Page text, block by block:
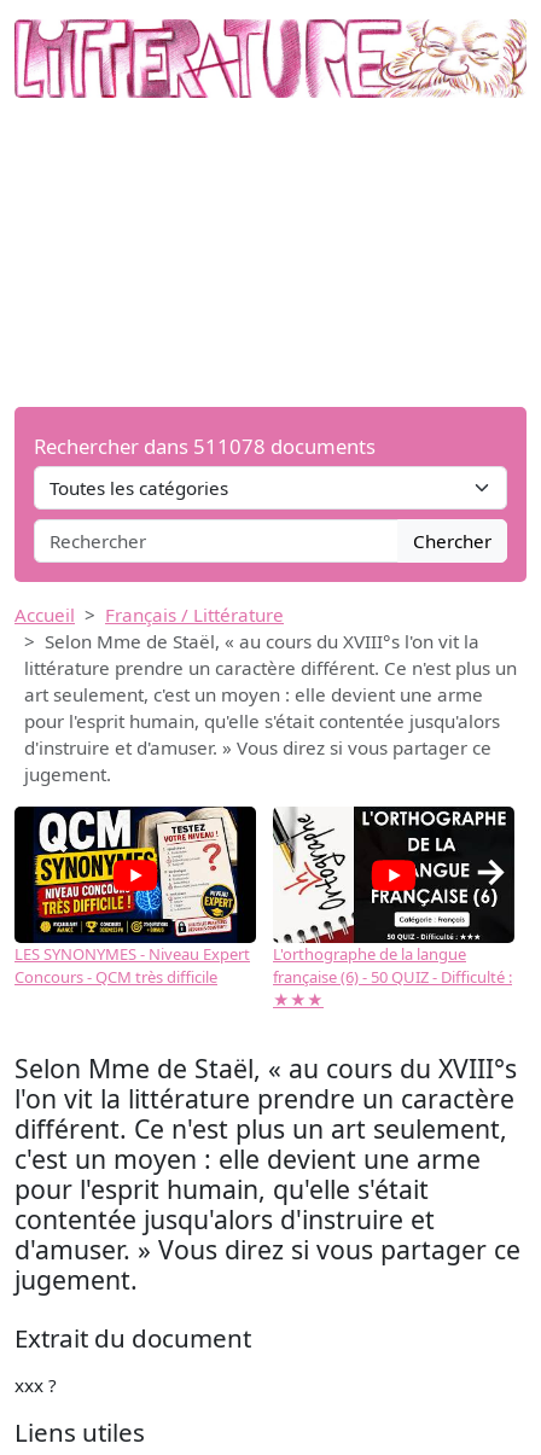
Rechercher dans 511078 documents
Chercher
Accueil
Français / Littérature
Selon Mme de Staël, « au cours du XVIII°s l'on vit la
littérature prendre un caractère différent. Ce n'est plus un
art seulement, c'est un moyen : elle devient une arme
pour l'esprit humain, qu'elle s'était contentée jusqu'alors
d'instruire et d'amuser. » Vous direz si vous partager ce
jugement.
LES SYNONYMES - Niveau Expert
Concours - QCM très difficile
L'orthographe de la langue
française (6) - 50 QUIZ - Difficulté :
★★★
→
Selon Mme de Staël, « au cours du XVIII°s
l'on vit la littérature prendre un caractère
différent. Ce n'est plus un art seulement,
c'est un moyen : elle devient une arme
pour l'esprit humain, qu'elle s'était
contentée jusqu'alors d'instruire et
d'amuser. » Vous direz si vous partager ce
jugement.
Extrait du document
xxx ?
Liens utiles